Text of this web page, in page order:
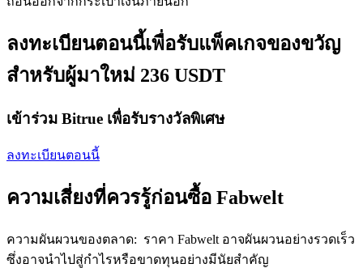
การแนะนำ
เชิญเพื่อนเพื่อรับรางวัลเงินสด
Deposit CASHCAT & Win
ลงทะเบียนตอนนี้เพื่อรับแพ็คเกจของขวัญ
สำหรับผู้มาใหม่ 236 USDT
เข้าร่วม Bitrue เพื่อรับรางวัลพิเศษ
ลงทะเบียนตอนนี้
ความเสี่ยงที่ควรรู้ก่อนซื้อ Fabwelt
ความผันผวนของตลาด: ราคา Fabwelt อาจผันผวนอย่างรวดเร็ว
ซึ่งอาจนำไปสู่กำไรหรือขาดทุนอย่างมีนัยสำคัญ